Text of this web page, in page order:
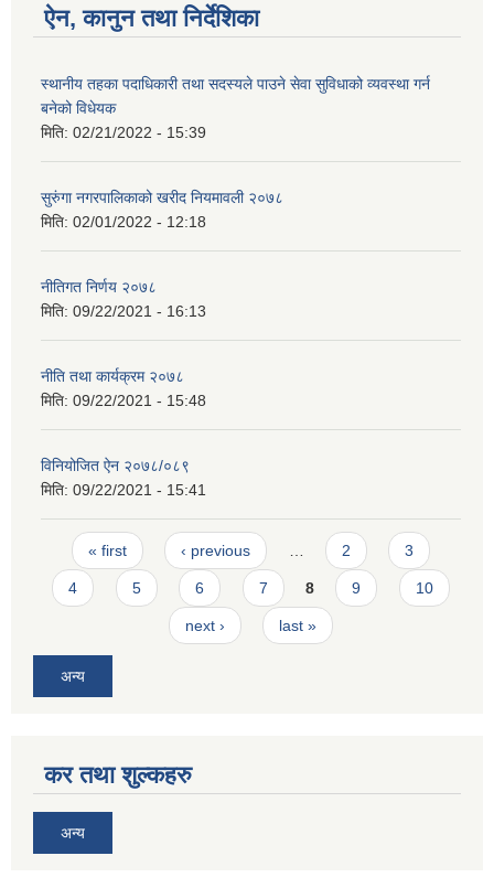
ऐन, कानुन तथा निर्देशिका
स्थानीय तहका पदाधिकारी तथा सदस्यले पाउने सेवा सुविधाको व्यवस्था गर्न
बनेको विधेयक
मिति: 02/21/2022 - 15:39
सुरुंगा नगरपालिकाको खरीद नियमावली २०७८
मिति: 02/01/2022 - 12:18
नीतिगत निर्णय २०७८
मिति: 09/22/2021 - 16:13
नीति तथा कार्यक्रम २०७८
मिति: 09/22/2021 - 15:48
विनियोजित ऐन २०७८/०८९
मिति: 09/22/2021 - 15:41
Pages
« first ‹ previous 2 3
4 5 6 7 8 9 10
next › last »
अन्य
कर तथा शुल्कहरु
अन्य